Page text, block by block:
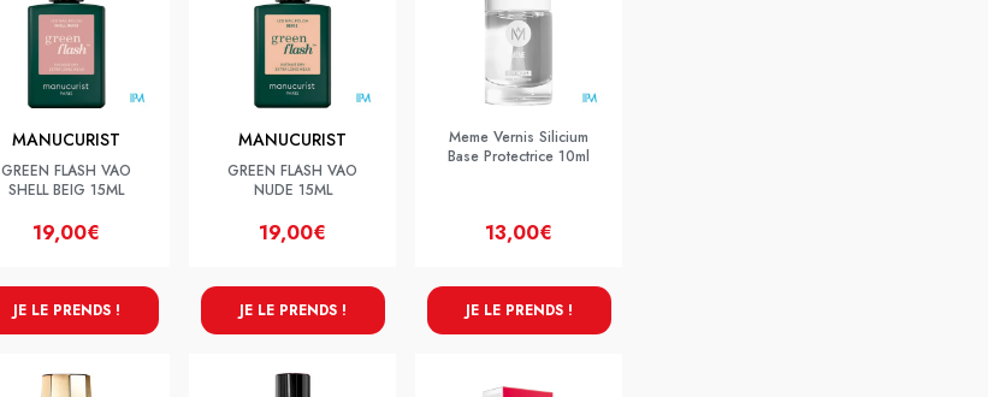
MANUCURIST
GREEN FLASH VAO
SHELL BEIG 15ML
19,00€
JE LE PRENDS !
MANUCURIST
GREEN FLASH VAO
NUDE 15ML
19,00€
JE LE PRENDS !
Meme Vernis Silicium
Base Protectrice 10ml
13,00€
JE LE PRENDS !